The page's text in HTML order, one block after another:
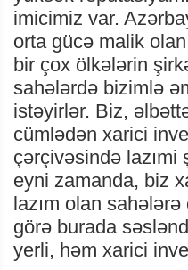
imicimiz var.
orta gücə malik
bir çox ölkələrin
sahələrdə bizimlə
istəyirlər. Biz,
cümlədən xarici
çərçivəsində lazımi
eyni zamanda, biz
lazım olan
görə burada
yerli, həm xarici